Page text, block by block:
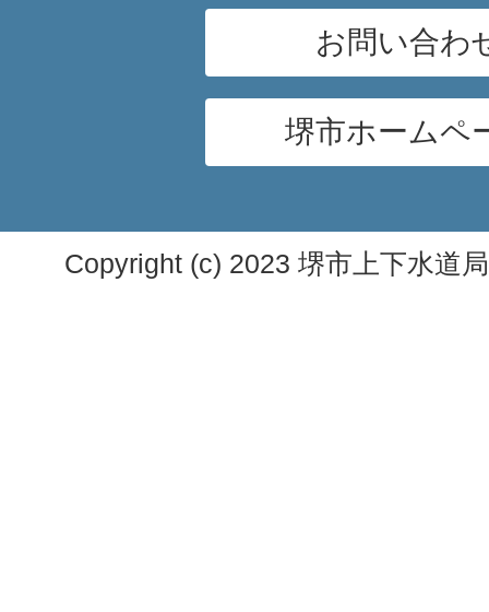
お問い合わ
堺市ホームペ
Copyright (c) 2023 堺市上下水道